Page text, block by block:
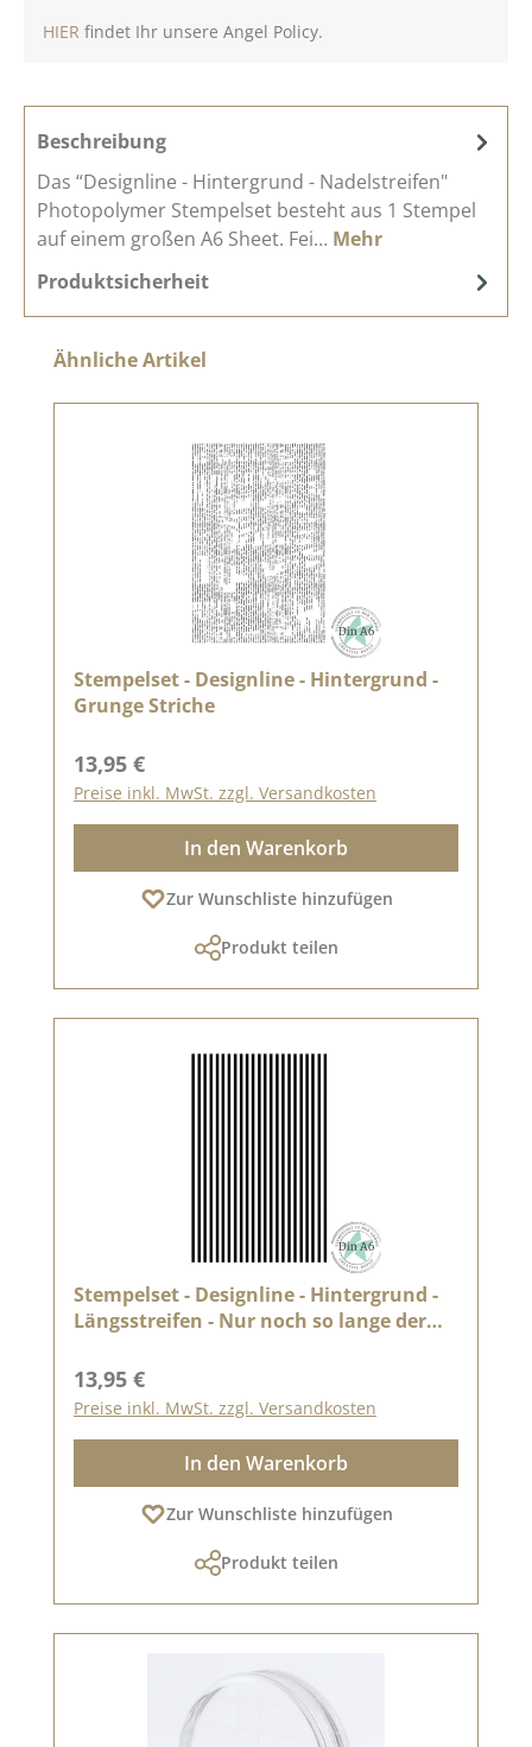
HIER findet Ihr unsere Angel Policy.
Beschreibung
Das “Designline - Hintergrund - Nadelstreifen"
Photopolymer Stempelset besteht aus 1 Stempel
auf einem großen A6 Sheet. Fei… Mehr
Produktsicherheit
Produktgalerie überspringen
Ähnliche Artikel
Stempelset - Designline - Hintergrund -
Grunge Striche
Regulärer Preis:
13,95 €
Preise inkl. MwSt. zzgl. Versandkosten
In den Warenkorb
Zur Wunschliste hinzufügen
Produkt teilen
Stempelset - Designline - Hintergrund -
Längsstreifen - Nur noch so lange der
Regulärer Preis:
13,95 €
Preise inkl. MwSt. zzgl. Versandkosten
In den Warenkorb
Zur Wunschliste hinzufügen
Produkt teilen